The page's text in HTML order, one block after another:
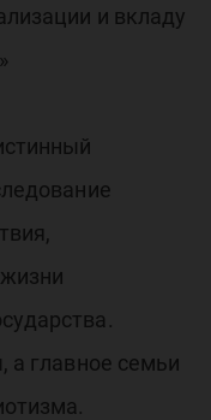
и вкладу
а главное семьи